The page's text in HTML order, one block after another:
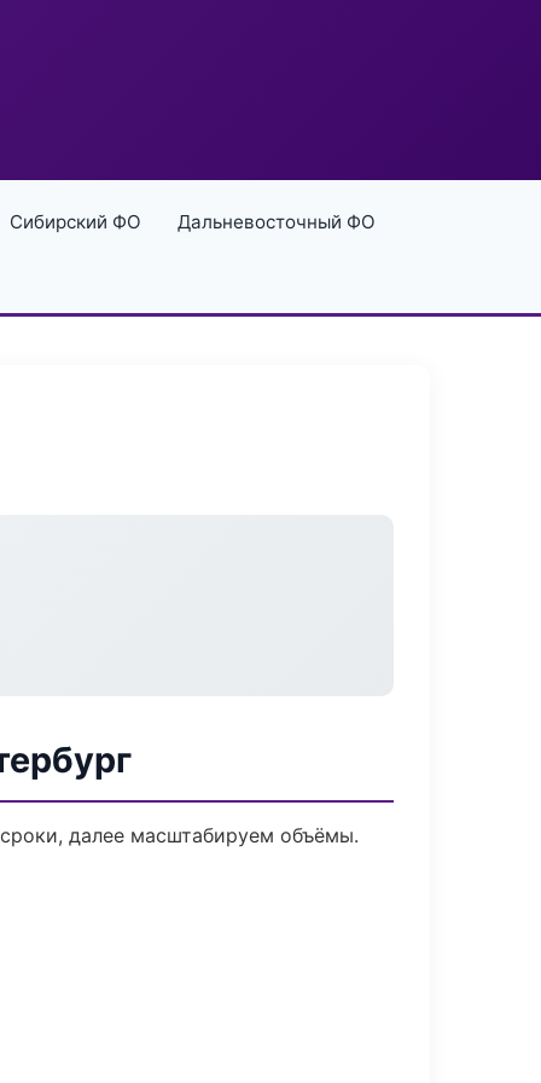
Сибирский ФО Дальневосточный ФО
далее масштабируем объёмы.